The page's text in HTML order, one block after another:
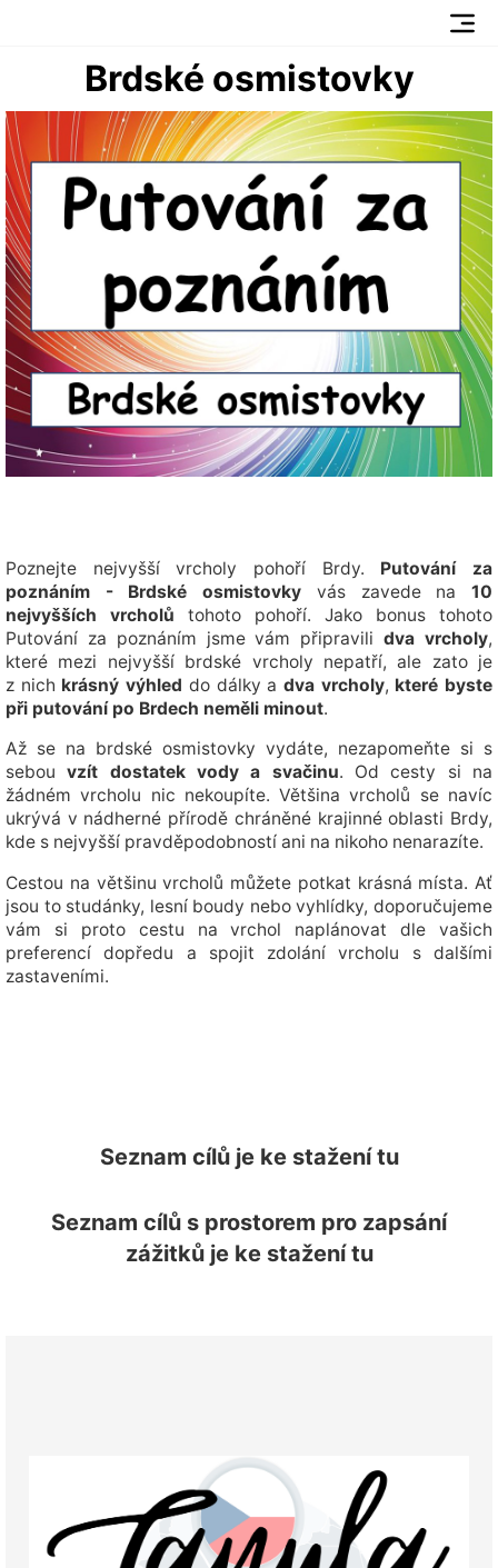
Brdské osmistovky
Poznejte nejvyšší vrcholy pohoří Brdy. Putování za
poznáním - Brdské osmistovky vás zavede na10
nejvyšších vrcholů tohoto pohoří. Jako bonus tohoto
Putování za poznáním jsme vám připravilidva vrcholy,
které mezi nejvyšší brdské vrcholy nepatří, ale zato je
z nich krásný výhled do dálky a dva vrcholy, které byste
při putování po Brdech neměli minout.
Až se na brdské osmistovky vydáte, nezapomeňte si s
sebouvzít dostatek vody a svačinu. Od cesty si na
žádném vrcholu nic nekoupíte. Většina vrcholů se navíc
ukrývá v nádherné přírodě chráněné krajinné oblasti Brdy,
kde s nejvyšší pravděpodobností ani na nikoho nenarazíte.
Cestou na většinu vrcholů můžete potkat krásná místa. Ať
jsou to studánky, lesní boudy nebo vyhlídky, doporučujeme
vám si proto cestu na vrchol naplánovat dle vašich
preferencí dopředu a spojit zdolání vrcholu s dalšími
zastaveními.
Seznam cílů je ke stažení tu
Seznam cílů s prostorem pro zapsání
zážitků je ke stažení tu